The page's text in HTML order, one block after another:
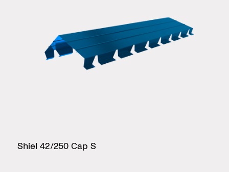
Shiel 42/250 Cap S